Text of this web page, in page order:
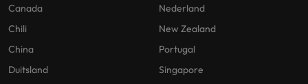
Canada
Chili
China
Duitsland
Nederland
New Zealand
Portugal
Singapore